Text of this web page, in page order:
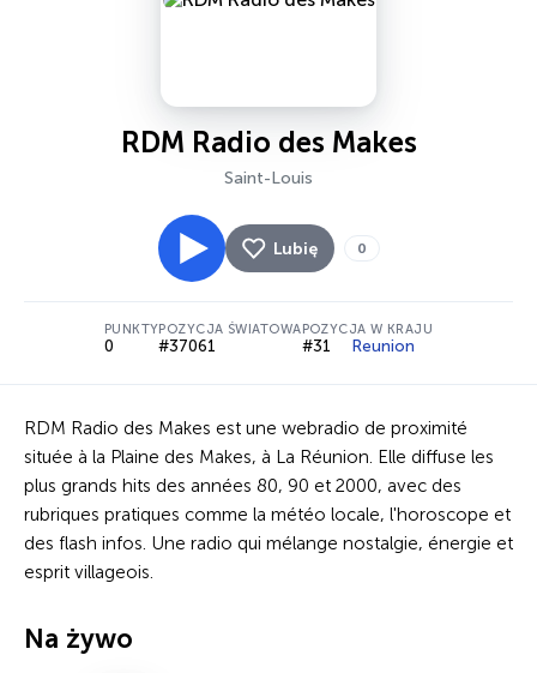
RDM Radio des Makes
Saint-Louis
Lubię 0
PUNKTY
0
POZYCJA ŚWIATOWA
#37061
POZYCJA W KRAJU
#31 Reunion
RDM Radio des Makes est une webradio de proximité
située à la Plaine des Makes, à La Réunion. Elle diffuse les
plus grands hits des années 80, 90 et 2000, avec des
rubriques pratiques comme la météo locale, l'horoscope et
des flash infos. Une radio qui mélange nostalgie, énergie et
esprit villageois.
Na żywo